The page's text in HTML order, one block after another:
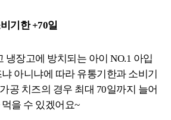
기한 +70일
냉장고에 방치되는 아이 NO.1 아입
아니냐에 따라 유통기한과 소비기
공 치즈의 경우 최대 70일까지 늘어
을 수 있겠어요~